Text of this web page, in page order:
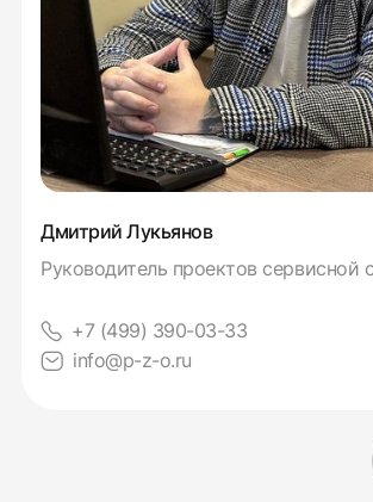
Дмитрий Лукьянов
Руководитель проектов сервисной
+7 (499) 390-03-33
info@p-z-o.ru